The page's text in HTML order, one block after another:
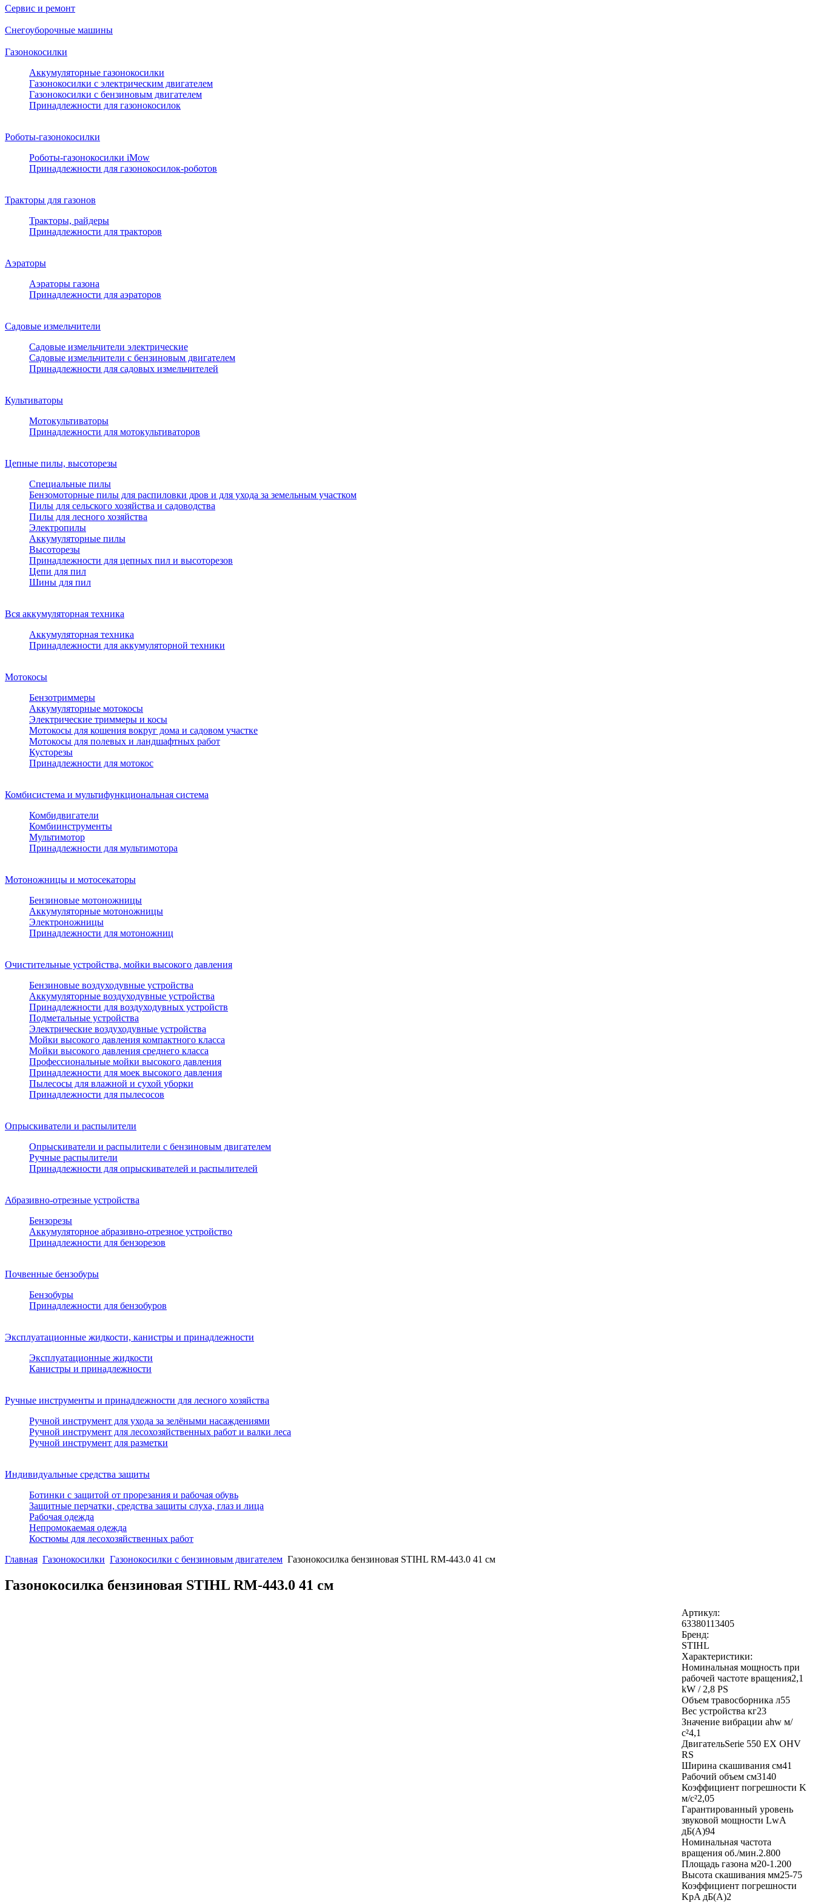
Сервис и ремонт
Снегоуборочные машины
Газонокосилки
Аккумуляторные газонокосилки
Газонокосилки с электрическим двигателем
Газонокосилки с бензиновым двигателем
Принадлежности для газонокосилок
Роботы-газонокосилки
Роботы-газонокосилки iMow
Принадлежности для газонокосилок-роботов
Тракторы для газонов
Тракторы, райдеры
Принадлежности для тракторов
Аэраторы
Аэраторы газона
Принадлежности для аэраторов
Садовые измельчители
Садовые измельчители электрические
Садовые измельчители с бензиновым двигателем
Принадлежности для садовых измельчителей
Культиваторы
Мотокультиваторы
Принадлежности для мотокультиваторов
Цепные пилы, высоторезы
Специальные пилы
Бензомоторные пилы для распиловки дров и для ухода за земельным участком
Пилы для сельского хозяйства и садоводства
Пилы для лесного хозяйства
Электропилы
Аккумуляторные пилы
Высоторезы
Принадлежности для цепных пил и высоторезов
Цепи для пил
Шины для пил
Вся аккумуляторная техника
Аккумуляторная техника
Принадлежности для аккумуляторной техники
Мотокосы
Бензотриммеры
Аккумуляторные мотокосы
Электрические триммеры и косы
Мотокосы для кошения вокруг дома и садовом участке
Мотокосы для полевых и ландшафтных работ
Кусторезы
Принадлежности для мотокос
Комбисистема и мультифункциональная система
Комбидвигатели
Комбиинструменты
Мультимотор
Принадлежности для мультимотора
Мотоножницы и мотосекаторы
Бензиновые мотоножницы
Аккумуляторные мотоножницы
Электроножницы
Принадлежности для мотоножниц
Очистительные устройства, мойки высокого давления
Бензиновые воздуходувные устройства
Аккумуляторные воздуходувные устройства
Принадлежности для воздуходувных устройств
Подметальные устройства
Электрические воздуходувные устройства
Мойки высокого давления компактного класса
Мойки высокого давления среднего класса
Профессиональные мойки высокого давления
Принадлежности для моек высокого давления
Пылесосы для влажной и сухой уборки
Принадлежности для пылесосов
Опрыскиватели и распылители
Опрыскиватели и распылители с бензиновым двигателем
Ручные распылители
Принадлежности для опрыскивателей и распылителей
Абразивно-отрезные устройства
Бензорезы
Аккумуляторное абразивно-отрезное устройство
Принадлежности для бензорезов
Почвенные бензобуры
Бензобуры
Принадлежности для бензобуров
Эксплуатационные жидкости, канистры и принадлежности
Эксплуатационные жидкости
Канистры и принадлежности
Ручные инструменты и принадлежности для лесного хозяйства
Ручной инструмент для ухода за зелёными насаждениями
Ручной инструмент для лесохозяйственных работ и валки леса
Ручной инструмент для разметки
Индивидуальные средства защиты
Ботинки с защитой от прорезания и рабочая обувь
Защитные перчатки, средства защиты слуха, глаз и лица
Рабочая одежда
Непромокаемая одежда
Костюмы для лесохозяйственных работ
Главная Газонокосилки Газонокосилки с бензиновым двигателем Газонокосилка бензиновая STIHL RМ-443.0 41 см
Газонокосилка бензиновая STIHL RМ-443.0 41 см
Артикул:
63380113405
Бренд:
STIHL
Характеристики:
Номинальная мощность при
рабочей частоте вращения2,1
kW / 2,8 PS
Объем травосборника л55
Вес устройства кг23
Значение вибрации ahw м/
с²4,1
ДвигательSerie 550 EX OHV
RS
Ширина скашивания см41
Рабочий объем см3140
Коэффициент погрешности K
м/с²2,05
Гарантированный уровень
звуковой мощности LwA
дБ(A)94
Номинальная частота
вращения об./мин.2.800
Площадь газона м20-1.200
Высота скашивания мм25-75
Коэффициент погрешности
KpA дБ(A)2